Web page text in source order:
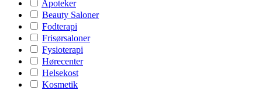
Apoteker
Beauty Saloner
Fodterapi
Frisørsaloner
Fysioterapi
Hørecenter
Helsekost
Kosmetik